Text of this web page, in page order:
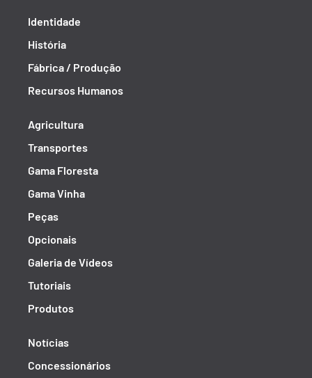
Identidade
História
Fábrica / Produção
Recursos Humanos
Agricultura
Transportes
Gama Floresta
Gama Vinha
Peças
Opcionais
Galeria de Vídeos
Tutoriais
Produtos
Notícias
Concessionários